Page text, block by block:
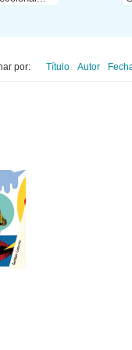
por: Título Autor